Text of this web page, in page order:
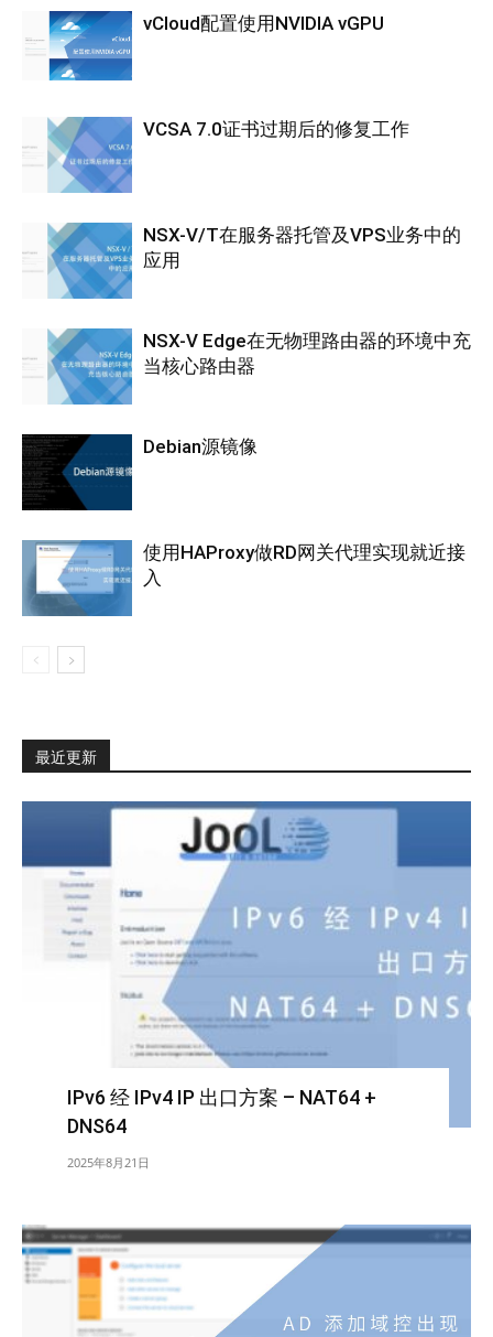
vCloud配置使用NVIDIA vGPU
VCSA 7.0证书过期后的修复工作
NSX-V/T在服务器托管及VPS业务中的
应用
NSX-V Edge在无物理路由器的环境中充
当核心路由器
Debian源镜像
使用HAProxy做RD网关代理实现就近接
入
最近更新
IPv6 经 IPv4 IP 出口方案 – NAT64 +
DNS64
2025年8月21日